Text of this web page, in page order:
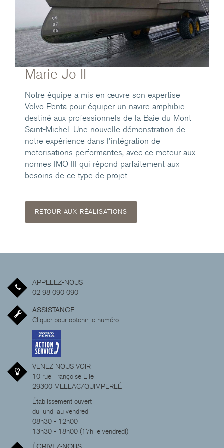
Marie Jo II
Notre équipe a mis en œuvre son expertise
Volvo Penta pour équiper un navire amphibie
destiné aux professionnels de la Baie du Mont
Saint-Michel. Une nouvelle démonstration de
notre expérience dans l'intégration de
motorisations performantes, avec ce moteur aux
normes IMO III qui répond parfaitement aux
besoins de ce type de projet.
RETOUR AUX RÉALISATIONS
APPELEZ-NOUS
02 98 090 090
ASSISTANCE
Cliquer pour obtenir le numéro
VENEZ NOUS VOIR
10 rue Françoise Elie
29300 MELLAC/QUIMPERLÉ
Établissement ouvert
du lundi au vendredi
08h30 - 12h00
13h30 - 18h00 (17h le vendredi)